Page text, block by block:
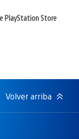
PlayStation Store
Volver arriba